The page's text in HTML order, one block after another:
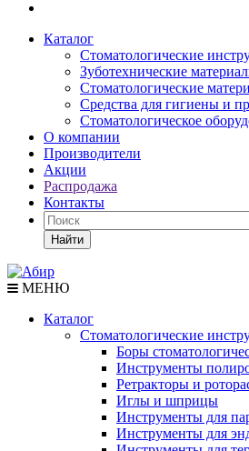
Каталог
Стоматологические
Зуботехнические
Стоматологические
Средства для гигиены и
Стоматологическое
О компании
Производители
Акции
Распродажа
Контакты
Найти
МЕНЮ
Каталог
Стоматологические
Боры
Инструменты
Ретракторы и
Иглы и шприцы
Инструменты для
Инструменты для